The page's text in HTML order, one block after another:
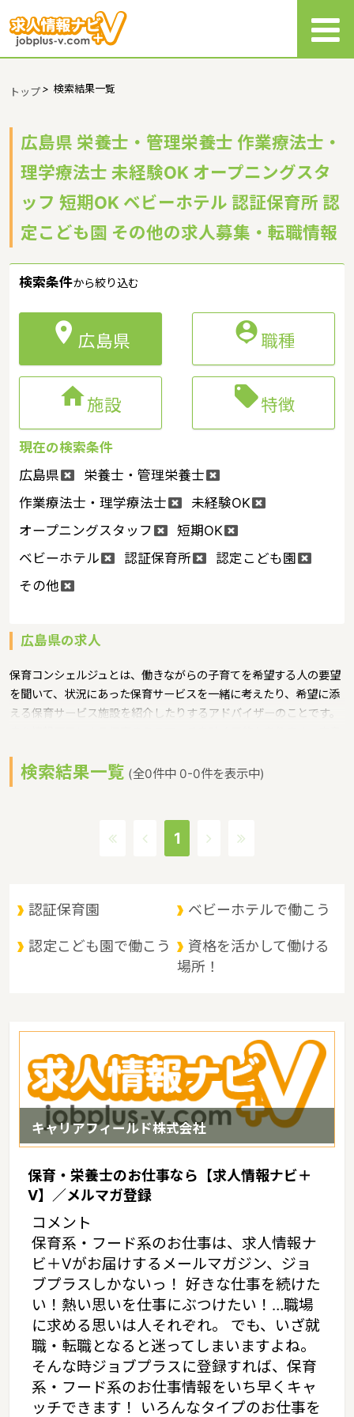
トップ> 検索結果一覧
広島県 栄養士・管理栄養士 作業療法士・
理学療法士 未経験OK オープニングスタ
ッフ 短期OK ベビーホテル 認証保育所 認
定こども園 その他の求人募集・転職情報
検索条件から絞り込む
 広島県 職種
施設 特徴
現在の検索条件
広島県
栄養士・管理栄養士
作業療法士・理学療法士
未経験OK
オープニングスタッフ
短期OK
ベビーホテル
認証保育所
認定こども園
その他
広島県の求人
保育コンシェルジュとは、働きながらの子育てを希望する人の要望
を聞いて、状況にあった保育サービスを一緒に考えたり、希望に添
える保育サービス施設を紹介したりするアドバイザーのことです。
する取り組みを行っています。 広島県の政令指定都市は広島市、人
口は2832035人（2017/5/1現在）です。広島県内には、保育所や
6.4万円（2017年10月賃貸住宅 D-room調べ） 広島県は、原爆ド
り、観光地としても魅力的な都市であるというような特徴があるエ
検索結果一覧 (全0件中 0-0件を表示中)
1
認証保育園 ベビーホテルで働こう
認定こども園で働こう
資格を活かして働ける
場所！
キャリアフィールド株式会社
保育・栄養士のお仕事なら【求人情報ナビ＋
V】／メルマガ登録
コメント
保育系・フード系のお仕事は、求人情報ナ
ビ＋Vがお届けするメールマガジン、ジョ
ブプラスしかないっ！ 好きな仕事を続けた
い！熱い思いを仕事にぶつけたい！…職場
に求める思いは人それぞれ。 でも、いざ就
職・転職となると迷ってしまいますよね。
そんな時ジョブプラスに登録すれば、保育
系・フード系のお仕事情報をいち早くキャ
ッチできます！ いろんなタイプのお仕事を